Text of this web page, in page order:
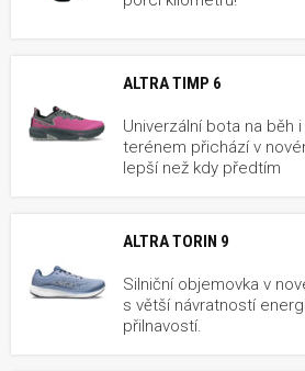
ALTRA TIMP 6
Univerzální bota na běh
terénem přichází v
lepší než kdy předtím
ALTRA TORIN 9
Silniční objemovka v
s větší návratností
přilnavostí.